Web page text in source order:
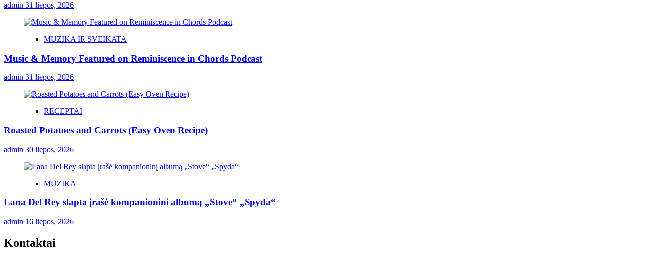
admin 31 liepos, 2026
MUZIKA IR SVEIKATA
Music & Memory Featured on Reminiscence in Chords Podcast
admin 31 liepos, 2026
RECEPTAI
Roasted Potatoes and Carrots (Easy Oven Recipe)
admin 30 liepos, 2026
MUZIKA
Lana Del Rey slapta įrašė kompanioninį albumą „Stove“ „Spyda“
admin 16 liepos, 2026
Kontaktai